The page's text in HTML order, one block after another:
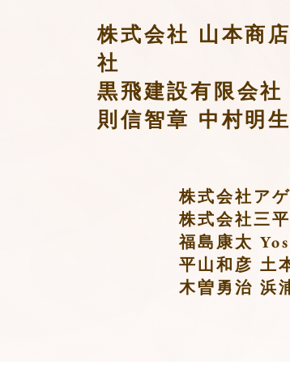
株式会社 山本商店
社
黒飛建設有限会
則信智章 中村明
株式会社ア
株式会社三
福島康太
平山和彦 土
木曽勇治 浜